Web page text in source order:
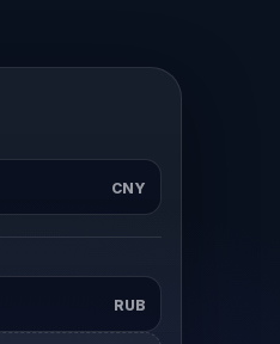
CNY
RUB